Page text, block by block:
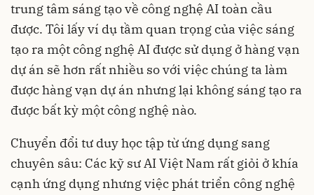
trung tâm sáng tạo về công nghệ AI toàn cầu
được. Tôi lấy ví dụ tầm quan trọng của việc sáng
tạo ra một công nghệ AI được sử dụng ở hàng vạn
dự án sẽ hơn rất nhiều so với việc chúng ta làm
được hàng vạn dự án nhưng lại không sáng tạo ra
được bất kỳ một công nghệ nào.
Chuyển đổi tư duy học tập từ ứng dụng sang
chuyên sâu: Các kỹ sư AI Việt Nam rất giỏi ở khía
cạnh ứng dụng nhưng việc phát triển công nghệ